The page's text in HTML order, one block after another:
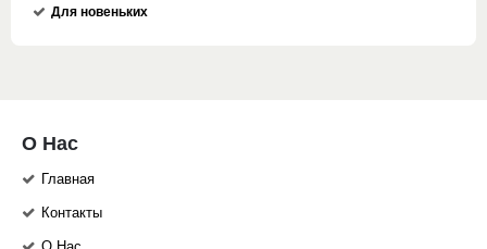
Для новеньких
О Нас
Главная
Контакты